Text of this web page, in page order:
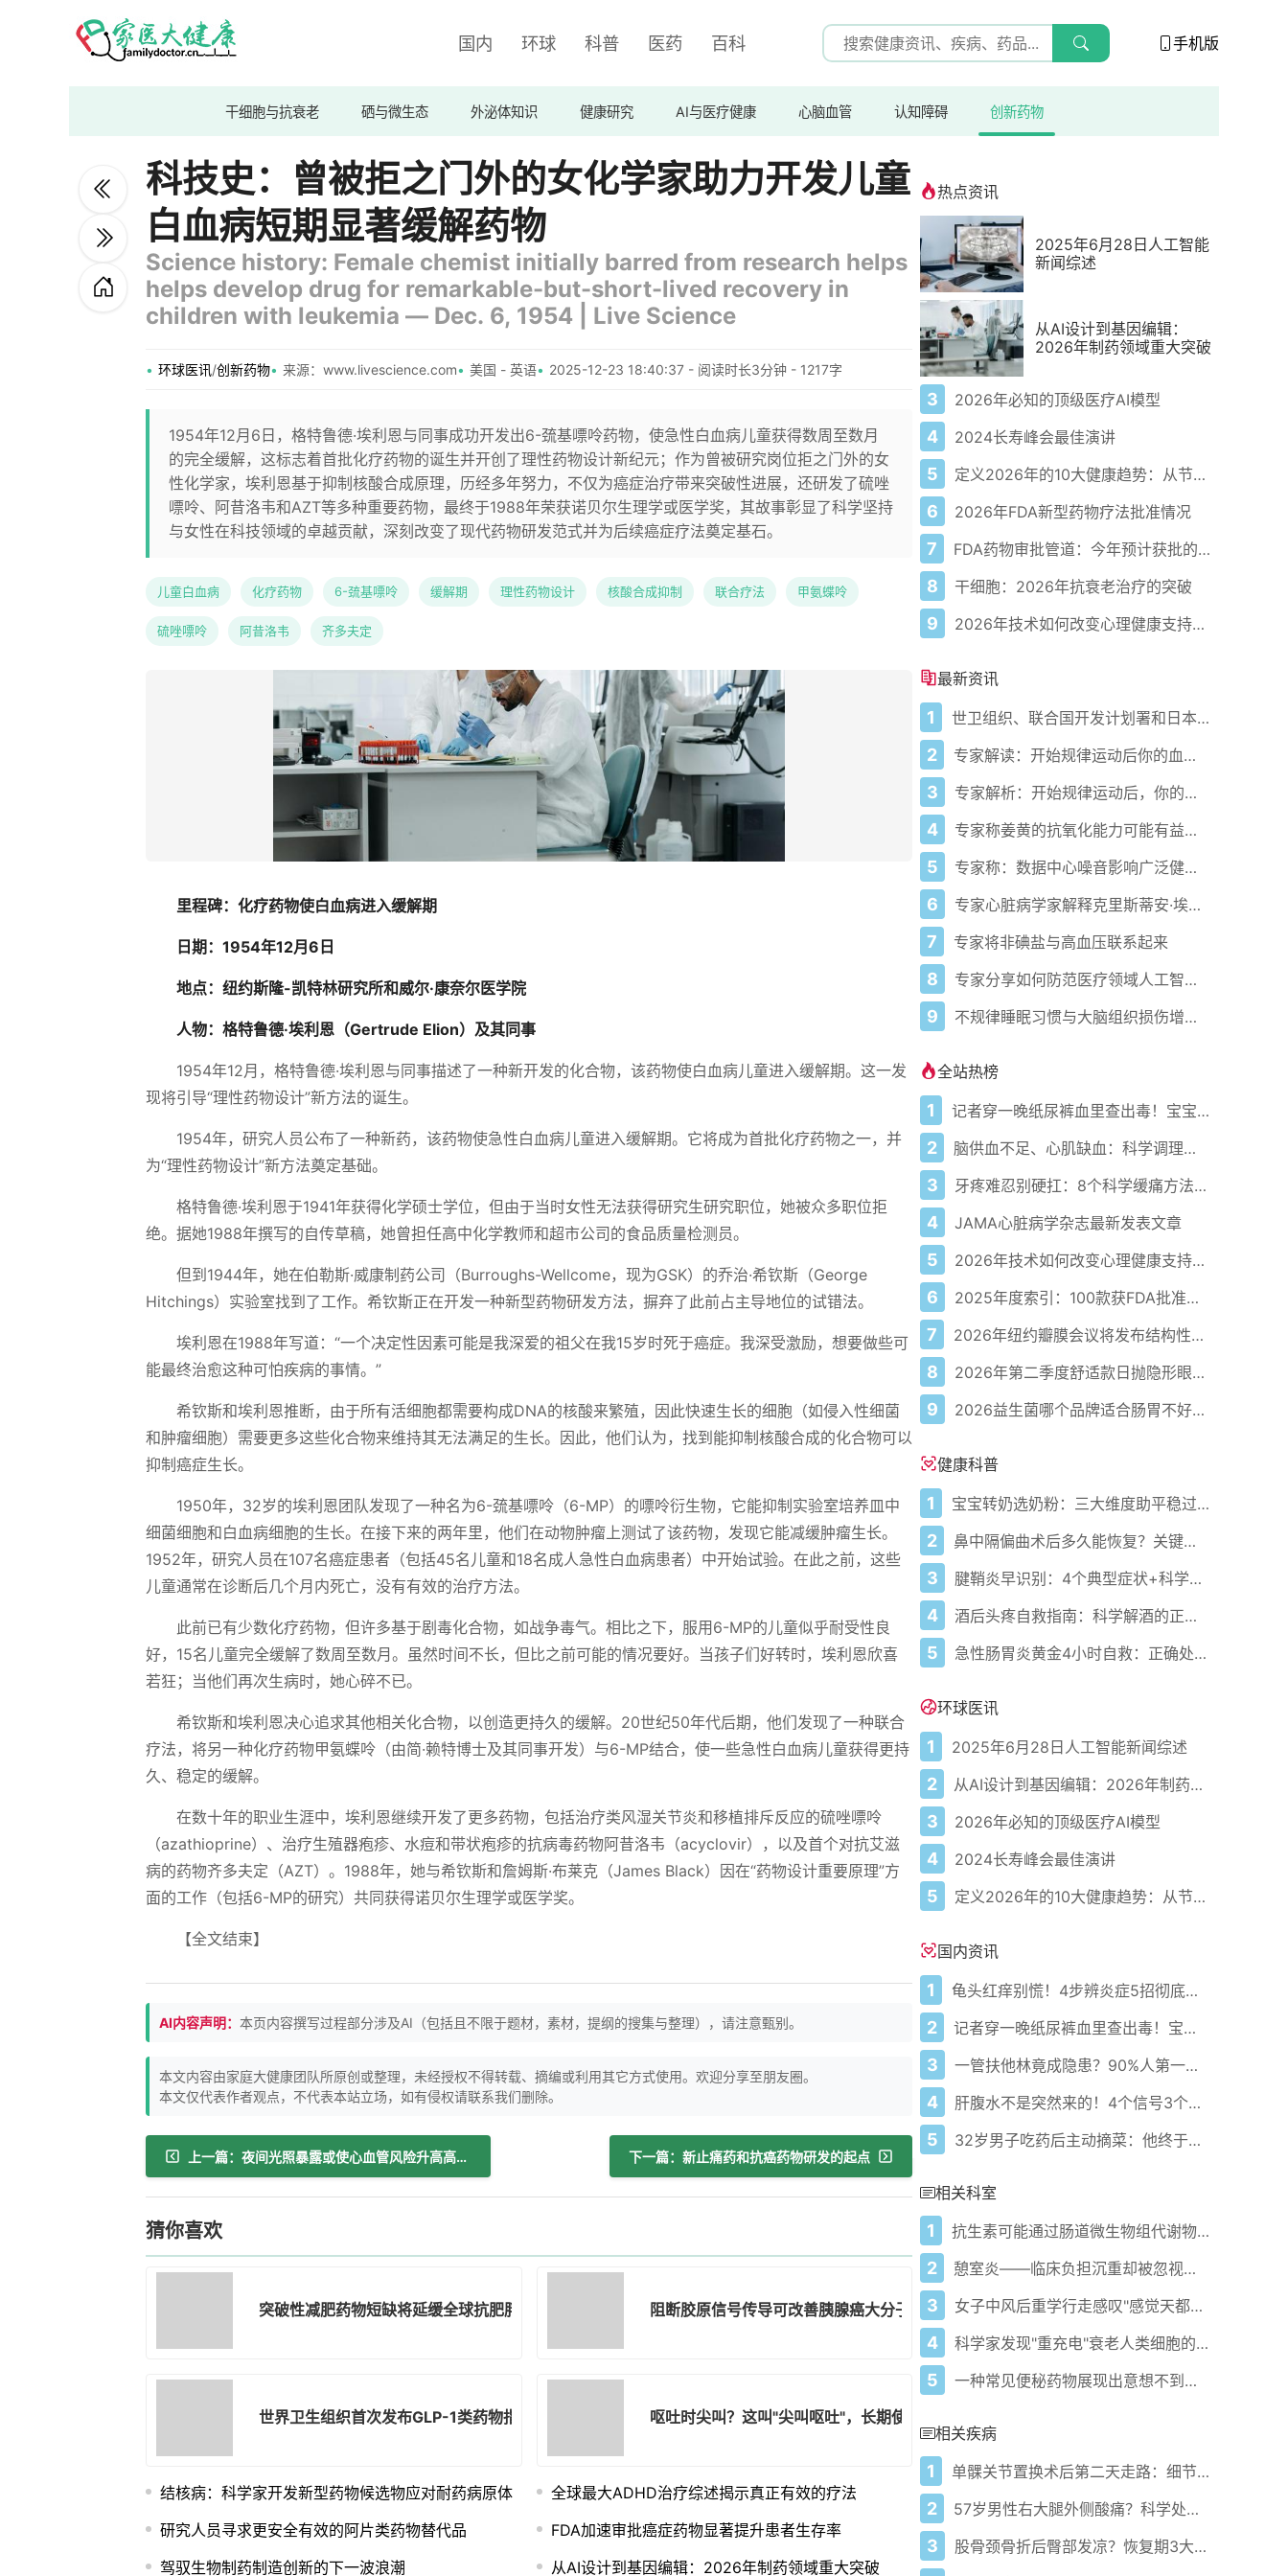
国内 环球 科普 医药 百科 手机版
干细胞与抗衰老 硒与微生态 外泌体知识 健康研究 AI与医疗健康 心脑血管 认知障碍 创新药物
科技史：曾被拒之门外的女化学家助力开发儿童
白血病短期显著缓解药物
Science history: Female chemist initially barred from research helps
helps develop drug for remarkable-but-short-lived recovery in
children with leukemia — Dec. 6, 1954 | Live Science
环球医讯/创新药物 来源：www.livescience.com 美国 - 英语 2025-12-23 18:40:37 - 阅读时长3分钟 - 1217字
1954年12月6日，格特鲁德·埃利恩与同事成功开发出6-巯基嘌呤药物，使急性白血病儿童获得数周至数月
的完全缓解，这标志着首批化疗药物的诞生并开创了理性药物设计新纪元；作为曾被研究岗位拒之门外的女
性化学家，埃利恩基于抑制核酸合成原理，历经多年努力，不仅为癌症治疗带来突破性进展，还研发了硫唑
嘌呤、阿昔洛韦和AZT等多种重要药物，最终于1988年荣获诺贝尔生理学或医学奖，其故事彰显了科学坚持
与女性在科技领域的卓越贡献，深刻改变了现代药物研发范式并为后续癌症疗法奠定基石。
儿童白血病 化疗药物 6-巯基嘌呤 缓解期 理性药物设计 核酸合成抑制 联合疗法 甲氨蝶呤
硫唑嘌呤 阿昔洛韦 齐多夫定
里程碑：化疗药物使白血病进入缓解期
日期：1954年12月6日
地点：纽约斯隆-凯特林研究所和威尔·康奈尔医学院
人物：格特鲁德·埃利恩（Gertrude Elion）及其同事
1954年12月，格特鲁德·埃利恩与同事描述了一种新开发的化合物，该药物使白血病儿童进入缓解期。这一发
现将引导“理性药物设计”新方法的诞生。
1954年，研究人员公布了一种新药，该药物使急性白血病儿童进入缓解期。它将成为首批化疗药物之一，并
为“理性药物设计”新方法奠定基础。
格特鲁德·埃利恩于1941年获得化学硕士学位，但由于当时女性无法获得研究生研究职位，她被众多职位拒
绝。据她1988年撰写的自传草稿，她曾担任高中化学教师和超市公司的食品质量检测员。
但到1944年，她在伯勒斯·威康制药公司（Burroughs-Wellcome，现为GSK）的乔治·希钦斯（George
Hitchings）实验室找到了工作。希钦斯正在开发一种新型药物研发方法，摒弃了此前占主导地位的试错法。
埃利恩在1988年写道：“一个决定性因素可能是我深爱的祖父在我15岁时死于癌症。我深受激励，想要做些可
能最终治愈这种可怕疾病的事情。”
希钦斯和埃利恩推断，由于所有活细胞都需要构成DNA的核酸来繁殖，因此快速生长的细胞（如侵入性细菌
和肿瘤细胞）需要更多这些化合物来维持其无法满足的生长。因此，他们认为，找到能抑制核酸合成的化合物可以
抑制癌症生长。
1950年，32岁的埃利恩团队发现了一种名为6-巯基嘌呤（6-MP）的嘌呤衍生物，它能抑制实验室培养皿中
细菌细胞和白血病细胞的生长。在接下来的两年里，他们在动物肿瘤上测试了该药物，发现它能减缓肿瘤生长。
1952年，研究人员在107名癌症患者（包括45名儿童和18名成人急性白血病患者）中开始试验。在此之前，这些
儿童通常在诊断后几个月内死亡，没有有效的治疗方法。
此前已有少数化疗药物，但许多基于剧毒化合物，如战争毒气。相比之下，服用6-MP的儿童似乎耐受性良
好，15名儿童完全缓解了数周至数月。虽然时间不长，但比之前可能的情况要好。当孩子们好转时，埃利恩欣喜
若狂；当他们再次生病时，她心碎不已。
希钦斯和埃利恩决心追求其他相关化合物，以创造更持久的缓解。20世纪50年代后期，他们发现了一种联合
疗法，将另一种化疗药物甲氨蝶呤（由简·赖特博士及其同事开发）与6-MP结合，使一些急性白血病儿童获得更持
久、稳定的缓解。
在数十年的职业生涯中，埃利恩继续开发了更多药物，包括治疗类风湿关节炎和移植排斥反应的硫唑嘌呤
（azathioprine）、治疗生殖器疱疹、水痘和带状疱疹的抗病毒药物阿昔洛韦（acyclovir），以及首个对抗艾滋
病的药物齐多夫定（AZT）。1988年，她与希钦斯和詹姆斯·布莱克（James Black）因在“药物设计重要原理”方
面的工作（包括6-MP的研究）共同获得诺贝尔生理学或医学奖。
【全文结束】
AI内容声明： 本页内容撰写过程部分涉及AI（包括且不限于题材，素材，提纲的搜集与整理），请注意甄别。
本文内容由家庭大健康团队所原创或整理，未经授权不得转载、摘编或利用其它方式使用。欢迎分享至朋友圈。
本文仅代表作者观点，不代表本站立场，如有侵权请联系我们删除。
上一篇：夜间光照暴露或使心血管风险升高高达50% 下一篇：新止痛药和抗癌药物研发的起点
猜你喜欢
突破性减肥药物短缺将延缓全球抗肥胖进程 世卫组织发出警告阻断胶原信号传导可改善胰腺癌大分子药物递送效果
世界卫生组织首次发布GLP-1类药物指南：支持长期使用并呼吁公平获取呕吐时尖叫？这叫"尖叫呕吐"，长期使用大麻的痛苦副作用："活地狱"
结核病：科学家开发新型药物候选物应对耐药病原体
全球最大ADHD治疗综述揭示真正有效的疗法
研究人员寻求更安全有效的阿片类药物替代品
FDA加速审批癌症药物显著提升患者生存率
驾驭生物制药制造创新的下一波浪潮
从AI设计到基因编辑：2026年制药领域重大突破
热点资讯
2025年6月28日人工智能
新闻综述
从AI设计到基因编辑：
2026年制药领域重大突破
3 2026年必知的顶级医疗AI模型
4 2024长寿峰会最佳演讲
5 定义2026年的10大健康趋势：从节律健康到冷热交替疗法
6 2026年FDA新型药物疗法批准情况
7 FDA药物审批管道：今年预计获批的关键新疗法
8 干细胞：2026年抗衰老治疗的突破
9 2026年技术如何改变心理健康支持的获取方式
最新资讯
1 世卫组织、联合国开发计划署和日本在加纳启动人工智能健康计划 应对气候敏感性疾病并加强医疗服务
2 专家解读：开始规律运动后你的血压会发生什么变化
3 专家解析：开始规律运动后，你的血压会发生什么变化
4 专家称姜黄的抗氧化能力可能有益心脏健康
5 专家称：数据中心噪音影响广泛健康问题
6 专家心脏病学家解释克里斯蒂安·埃里克森为丹麦队晕倒的原因
7 专家将非碘盐与高血压联系起来
8 专家分享如何防范医疗领域人工智能的负面影响
9 不规律睡眠习惯与大脑组织损伤增加相关
全站热榜
1 记者穿一晚纸尿裤血里查出毒！宝宝血液浓度竟是成人的5倍？
2 脑供血不足、心肌缺血：科学调理全攻略
3 牙疼难忍别硬扛：8个科学缓痛方法收好
4 JAMA心脏病学杂志最新发表文章
5 2026年技术如何改变心理健康支持的获取方式
6 2025年度索引：100款获FDA批准的AI驱动医疗设备
7 2026年纽约瓣膜会议将发布结构性心脏病最新研究成果
8 2026年第二季度舒适款日抛隐形眼镜推荐，优瞳主打长效佩戴体验
9 2026益生菌哪个品牌适合肠胃不好的人，常年饱受肠胃病痛看过来，梳理实用十大品牌
健康科普
1 宝宝转奶选奶粉：三大维度助平稳过渡
2 鼻中隔偏曲术后多久能恢复？关键看这几点
3 腱鞘炎早识别：4个典型症状+科学应对，避免关节卡壳
4 酒后头疼自救指南：科学解酒的正确打开方式
5 急性肠胃炎黄金4小时自救：正确处置与误区避坑关键
环球医讯
1 2025年6月28日人工智能新闻综述
2 从AI设计到基因编辑：2026年制药领域重大突破
3 2026年必知的顶级医疗AI模型
4 2024长寿峰会最佳演讲
5 定义2026年的10大健康趋势：从节律健康到冷热交替疗法
国内资讯
1 龟头红痒别慌！4步辨炎症5招彻底防复发
2 记者穿一晚纸尿裤血里查出毒！宝宝血液浓度竟是成人的5倍？
3 一管扶他林竟成隐患？90%人第一步就错了！
4 肝腹水不是突然来的！4个信号3个管理要点别等肚子鼓起来
5 32岁男子吃药后主动摘菜：他终于活过来了？
相关科室
1 抗生素可能通过肠道微生物组代谢物触发免疫反应
2 憩室炎——临床负担沉重却被忽视的疾病
3 女子中风后重学行走感叹"感觉天都塌了" 宠物狗成康复关键动力
4 科学家发现"重充电"衰老人类细胞的新方法
5 一种常见便秘药物展现出意想不到的肾脏保护能力
相关疾病
1 单髁关节置换术后第二天走路：细节对恢复至关重要
2 57岁男性右大腿外侧酸痛？科学处理肌肉劳损的实用指南
3 股骨颈骨折后臀部发凉？恢复期3大原因+4步应对法帮你缓解